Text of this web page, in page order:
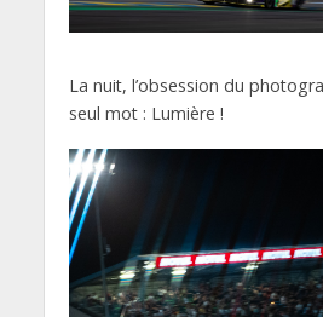
La nuit, l’obsession du
seul mot : Lumière !